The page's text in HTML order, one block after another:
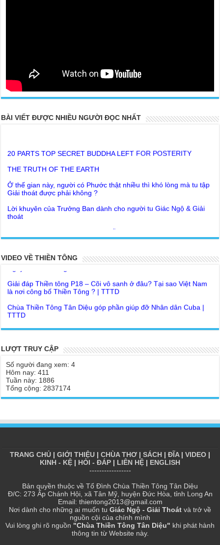
BÀI VIẾT ĐƯỢC NHIỀU NGƯỜI ĐỌC NHẤT
Ở thế gian này, người có Phước thật nhiều thì khó lòng mà tu tập
Giải thoát được phải không ?
thoát
Người nhận ra Phật Tánh được diễn tả trạng thái ra làm sao?
Như Lai dạy về Lời kỉnh nguyện trước khi ăn cơm
Bất lập văn tự, Giáo ngoại biệt truyền
Như Lai Thanh Tịnh Thiền, Thiền Tông và Tổ Sư thiền là sao?
Lục Diệu Pháp Môn
Đức Phật Hoàng Trần Nhân Tông dạy con trong buổi lễ truyền
ngôi vua
Tại sao Ma Vương không làm gì được Đức Phật?
Tinh thần Thiền tông
VIDEO VỀ THIỀN TÔNG
Giải đáp Thiền tông P19 - Ma Vương là ai? Cha để đức cho con?
Khoa học bế tắc về tìm nguồn gốc sự sống con người. Thầy
Giải đáp Thiền tông P18 – Cõi vô sanh ở đâu? Tại sao Việt Nam
là nơi công bố Thiền Tông ? | TTTD
Chùa Thiền Tông Tân Diệu góp phần giúp đỡ Nhân dân Cuba |
TTTD
Chùa Thiền Tông Tân Diệu - Phóng sự "Gieo duyên giữa mùa lũ"
Chùa Thiền Tông Tân Diệu được Báo Đài Nghệ An đưa tin giúp
người dân vùng lũ | TTTD
Báo VTV, VOV, An Ninh Thủ Đô đưa tin về chùa Thiền Tông Tân
Chùa Thiền Tông Tân Diệu tham dự kỷ niệm 100 năm ngày Báo
chí Việt Nam
người đầu tiên? | TTTD
Chùa Thiền Tông Tân Diệu được vinh danh vì những đóng góp
Chùa Thiền Tông Tân Diệu được Đài Hà Nội thực hiện phóng sự
ngắn | TTTD
Chùa Thiền Tông Tân Diệu thiết thực hưởng ứng tháng nhân đạo
2025 - Báo Đời Sống Pháp Luật
Chùa Thiền Tông Tân Diệu - Giải đáp P16 Thần, Thánh Tiên ăn
LƯỢT TRUY CẬP
Số người đang xem: 4
Hôm nay: 411
Tuần này: 1886
Tổng cộng: 2837174
TRANG CHỦ | GIỚI THIỆU | CHÙA THƠ | SÁCH | ĐĨA| VIDEO |
KINH - KỆ | HỎI - ĐÁP | LIÊN HỆ | ENGLISH
-----------------
Bản quyền thuộc về Tổ Đình Chùa Thiền Tông Tân Diệu
Đ/C: 273 Ấp Chánh Hội, xã Tân Mỹ, huyện Đức Hòa, tỉnh Long An
Email: thientong2013@gmail.com
Nơi dành cho những ai muốn tu Giác Ngộ - Giải Thoát và trở về
nguồn cội của chính mình
Vui lòng ghi rõ nguồn "Chùa Thiền Tông Tân Diệu" khi phát hành
thông tin từ Website này.